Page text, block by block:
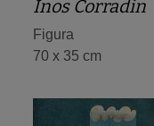
Inos Corradin
Figura
70 x 35 cm